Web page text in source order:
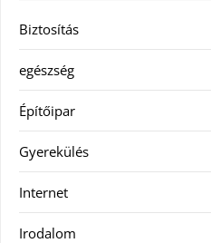
Biztosítás
egészség
Építőipar
Gyerekülés
Internet
Irodalom